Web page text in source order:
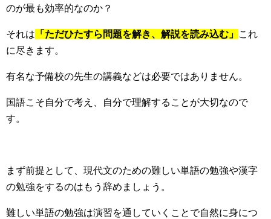
のが最も効率的なのか？
それは 「ただひたすら問題を解き、解説を読み込む」 これ
に尽きます。
有名な予備校の先生の講義などは必要ではありません。
国語こそ自分で考え、自分で理解することが大切なので
す。
まず前提として、現代文のための難しい単語の勉強や漢字
の勉強をするのはもう辞めましょう。
難しい単語の勉強は演習を通していくことで自然に身につ